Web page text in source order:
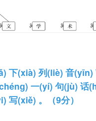
下(xià) 列(liè) 音(yīn)
一(yí) 句(jù) 话
写(xiě) 。（9分）